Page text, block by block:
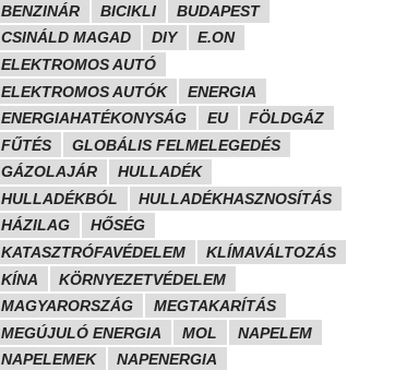
BENZINÁR
BICIKLI
BUDAPEST
CSINÁLD MAGAD
DIY
E.ON
ELEKTROMOS AUTÓ
ELEKTROMOS AUTÓK
ENERGIA
ENERGIAHATÉKONYSÁG
EU
FÖLDGÁZ
FŰTÉS
GLOBÁLIS FELMELEGEDÉS
GÁZOLAJÁR
HULLADÉK
HULLADÉKBÓL
HULLADÉKHASZNOSÍTÁS
HÁZILAG
HŐSÉG
KATASZTRÓFAVÉDELEM
KLÍMAVÁLTOZÁS
KÍNA
KÖRNYEZETVÉDELEM
MAGYARORSZÁG
MEGTAKARÍTÁS
MEGÚJULÓ ENERGIA
MOL
NAPELEM
NAPELEMEK
NAPENERGIA